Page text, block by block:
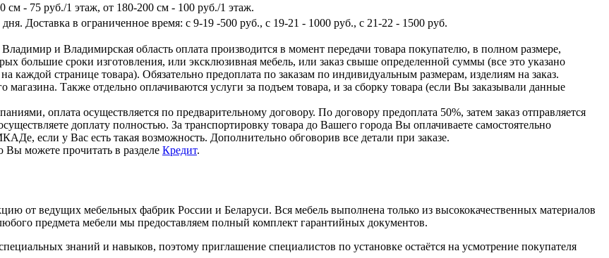
см - 75 руб./1 этаж, от 180-200 см - 100 руб./1 этаж.
Доставка в ограниченное время: с 9-19 -500 руб., с 19-21 - 1000 руб., с 21-22 - 1500 руб.
и Владимирская область оплата производится в момент передачи товара покупателю, в полном размере,
большие сроки изготовления, или эксклюзивная мебель, или заказ свыше определенной суммы (все это указано
каждой странице товара). Обязательно предоплата по заказам по индивидуальным размерам, изделиям на заказ.
Также отдельно оплачиваются услуги за подъем товара, и за сборку товара (если Вы заказывали данные
оплата осуществляется по предварительному договору. По договору предоплата 50%, затем заказ отправляется
доплату полностью. За транспортировку товара до Вашего города Вы оплачиваете самостоятельно
если у Вас есть такая возможность. Дополнительно обговорив все детали при заказе.
можете прочитать в разделе Кредит.
от ведущих мебельных фабрик России и Беларуси. Вся мебель выполнена только из высококачественных материалов
предмета мебели мы предоставляем полный комплект гарантийных документов.
знаний и навыков, поэтому приглашение специалистов по установке остаётся на усмотрение покупателя